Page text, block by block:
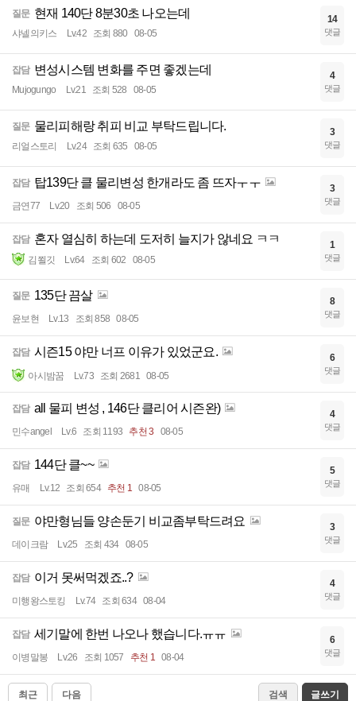
질문 현재 140단 8분30초 나오는데
샤넬의키스 Lv.42 조회 880 08-05
14
댓글
잡담 변성시스템 변화를 주면 좋겠는데
Mujogungo Lv.21 조회 528 08-05
4
댓글
질문 물리피해랑 취피 비교 부탁드립니다.
리얼스토리 Lv.24 조회 635 08-05
3
댓글
잡담 탑139단 클 물리변성 한개라도 좀 뜨자ㅜㅜ
금연77 Lv.20 조회 506 08-05
3
댓글
잡담 혼자 열심히 하는데 도저히 늘지가 않네요 ㅋㅋ
김쬘깃 Lv.64 조회 602 08-05
1
댓글
질문 135단 끔살
윤보현 Lv.13 조회 858 08-05
8
댓글
잡담 시즌15 야만 너프 이유가 있었군요.
아시밤꿈 Lv.73 조회 2681 08-05
6
댓글
잡담 all 물피 변성 , 146단 클리어 시즌완)
민수angel Lv.6 조회 1193 추천 3 08-05
4
댓글
잡담 144단 클~~
유매 Lv.12 조회 654 추천 1 08-05
5
댓글
질문 야만형님들 양손둔기 비교좀부탁드려요
데이크람 Lv.25 조회 434 08-05
3
댓글
잡담 이거 못써먹겠죠..?
미행왕스토킹 Lv.74 조회 634 08-04
4
댓글
잡담 세기말에 한번 나오나 했습니다.ㅠㅠ
이병말봉 Lv.26 조회 1057 추천 1 08-04
6
댓글
최근 다음 검색 글쓰기